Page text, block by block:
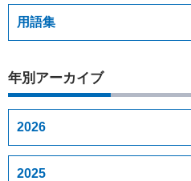
用語集
年別アーカイブ
2026
2025